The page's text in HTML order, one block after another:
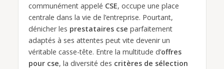
communément appelé CSE, occupe une place
centrale dans la vie de l’entreprise. Pourtant,
dénicher les prestataires cse parfaitement
adaptés à ses attentes peut vite devenir un
véritable casse-tête. Entre la multitude d’offres
pour cse, la diversité des critères de sélection